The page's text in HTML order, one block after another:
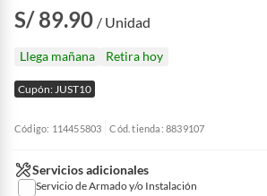
S/ 89.90 / Unidad
Llega mañana Retira hoy
Cupón: JUST10
Código: 114455803 Cód. tienda: 8839107
Servicios adicionales
Servicio de Armado y/o Instalación